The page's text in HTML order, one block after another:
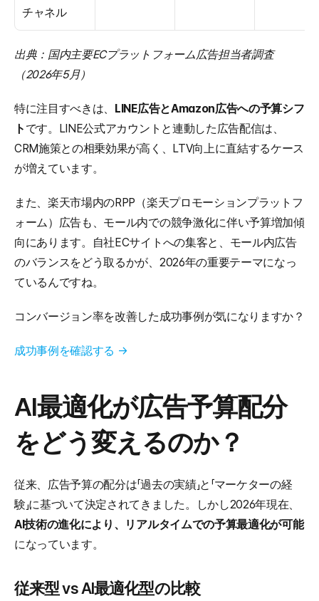
チャネル
出典：国内主要ECプラットフォーム広告担当者調査
（2026年5月）
特に注目すべきは、 LINE広告とAmazon広告への予算シフ
ト です。LINE公式アカウントと連動した広告配信は、
CRM施策との相乗効果が高く、LTV向上に直結するケース
が増えています。
また、楽天市場内のRPP（楽天プロモーションプラットフ
ォーム）広告も、モール内での競争激化に伴い予算増加傾
向にあります。自社ECサイトへの集客と、モール内広告
のバランスをどう取るかが、2026年の重要テーマになっ
ているんですね。
コンバージョン率を改善した成功事例が気になりますか？
成功事例を確認する →
AI最適化が広告予算配分
をどう変えるのか？
従来、広告予算の配分は「過去の実績」と「マーケターの経
験」に基づいて決定されてきました。しかし2026年現在、
AI技術の進化により、リアルタイムでの予算最適化が可能
になっています。
従来型 vs AI最適化型の比較